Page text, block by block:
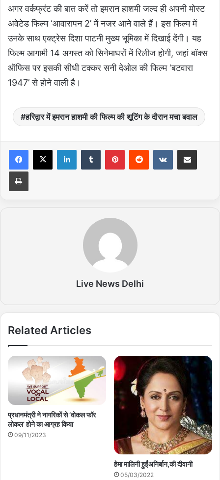
अगर वर्कफ्रंट की बात करें तो इमरान हाशमी जल्द ही अपनी मोस्ट
अवेटेड फिल्म ‘आवारापन 2’ में नजर आने वाले हैं। इस फिल्म में
उनके साथ एक्ट्रेस दिशा पाटनी मुख्य भूमिका में दिखाई देंगी। यह
फिल्म आगामी 14 अगस्त को सिनेमाघरों में रिलीज होगी, जहां बॉक्स
ऑफिस पर इसकी सीधी टक्कर सनी देओल की फिल्म ‘बटवारा
1947’ से होने वाली है।
हरिद्वार में इमरान हाशमी की फिल्म की शूटिंग के दौरान मचा बवाल
Live News Delhi
Related Articles
प्रधानमंत्री ने नागरिकों से ‘वोकल फॉर
लोकल’ होने का आग्रह किया
09/11/2023
हेमा मालिनी हुईंअनिर्बान,की दीवानी
05/03/2022